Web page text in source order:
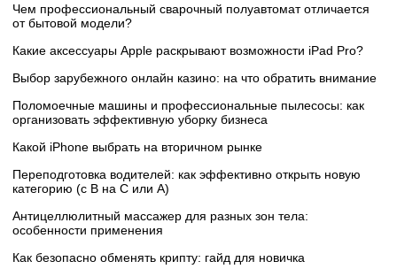
Чем профессиональный сварочный полуавтомат отличается
от бытовой модели?
Какие аксессуары Apple раскрывают возможности iPad Pro?
Выбор зарубежного онлайн казино: на что обратить внимание
Поломоечные машины и профессиональные пылесосы: как
организовать эффективную уборку бизнеса
Какой iPhone выбрать на вторичном рынке
Переподготовка водителей: как эффективно открыть новую
категорию (с B на C или А)
Антицеллюлитный массажер для разных зон тела:
особенности применения
Как безопасно обменять крипту: гайд для новичка